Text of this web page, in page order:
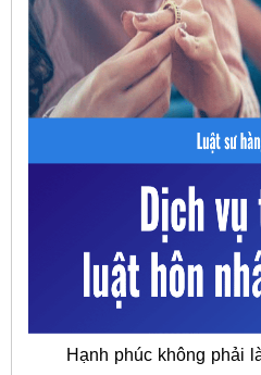
Hạnh phúc không phải là